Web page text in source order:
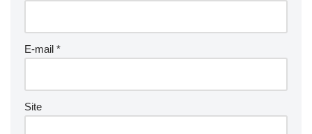
E-mail *
Site